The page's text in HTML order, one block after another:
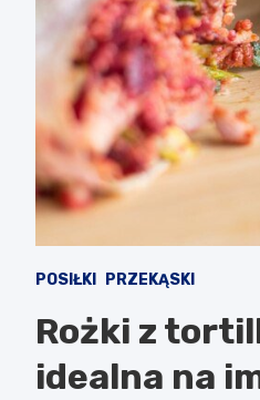
POSIŁKI PRZEKĄSKI
Rożki z
idealna na